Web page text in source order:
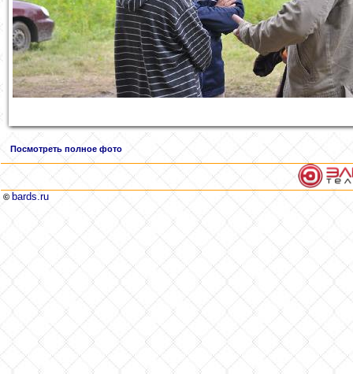
Посмотреть полное фото
© bards.ru